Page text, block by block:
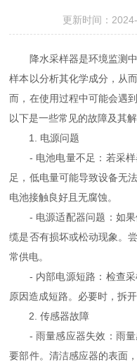
更新时间：
降水采样器是环境监测中
样本以分析其化学成分，从
而，在使用过程中可能会遇
以下是一些常见的故障及其解
1. 电源问题
- 电池电量不足：若采样
足，低电量可能导致设备无
电池接触良好且无腐蚀。
- 电源适配器问题：如果
缆是否有损坏或松动现象。
常供电。
- 内部电源短路：检查采
原因造成短路。必要时，拆
2. 传感器故障
- 雨量感应器失效：雨量
要部件。清洁感应器的表面